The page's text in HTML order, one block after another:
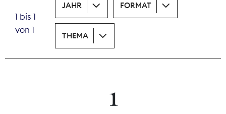
Recht
Tarifpolitik
Theodor-Wolff-Preis
1 bis 1
von 1
JAHR FORMAT
THEMA
1